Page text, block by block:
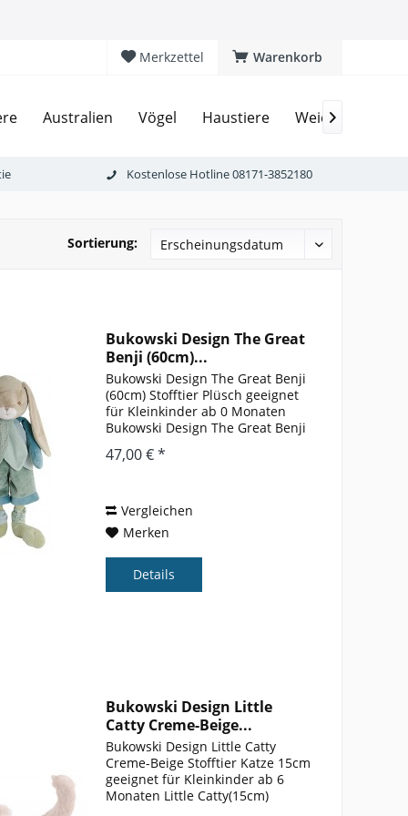
Warenkorb
Merkzettel
Australien Vögel Haustiere Weichtiere

Kostenlose Hotline 08171-3852180
Sortierung:
Bukowski Design The Great
Benji (60cm)...
Bukowski Design The Great Benji
(60cm) Stofftier Plüsch geeignet
für Kleinkinder ab 0 Monaten
Bukowski Design The Great Benji
(60cm) Stofftier Plüsch geeignet
für Kleinkinder ab 0 Monaten Die
47,00 € *
Vergleichen
Merken
Details
Bukowski Design Little
Catty Creme-Beige...
Bukowski Design Little Catty
Creme-Beige Stofftier Katze 15cm
geeignet für Kleinkinder ab 6
Monaten Little Catty(15cm)